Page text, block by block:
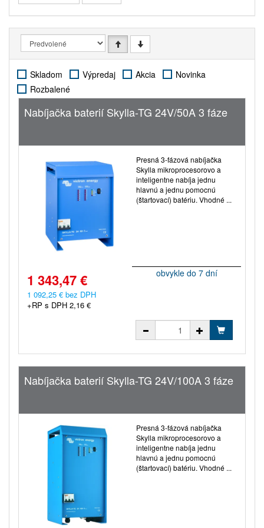
Skladom Výpredaj Akcia
Novinka
Rozbalené
Nabíjačka baterií Skylla-TG 24V/50A 3 fáze
Presná 3-fázová nabíjačka
Skylla mikroprocesorovo a
inteligentne nabíja jednu
hlavnú a jednu pomocnú
(štartovací) batériu. Vhodné ...
1 343,47 €
1 092,25 € bez DPH
+RP s DPH 2,16 €
obvykle do 7 dní
Nabíjačka baterií Skylla-TG 24V/100A 3 fáze
Presná 3-fázová nabíjačka
Skylla mikroprocesorovo a
inteligentne nabíja jednu
hlavnú a jednu pomocnú
(štartovací) batériu. Vhodné ...